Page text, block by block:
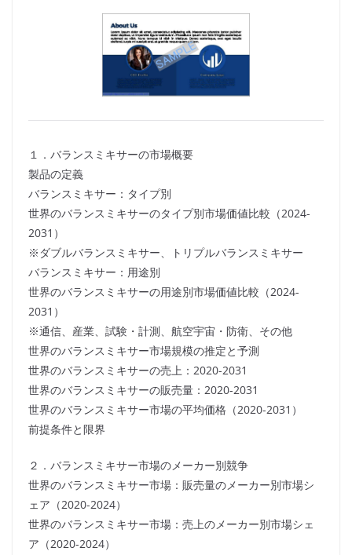
１．バランスミキサーの市場概要
製品の定義
バランスミキサー：タイプ別
世界のバランスミキサーのタイプ別市場価値比較（2024-
2031）
※ダブルバランスミキサー、トリプルバランスミキサー
バランスミキサー：用途別
世界のバランスミキサーの用途別市場価値比較（2024-
2031）
※通信、産業、試験・計測、航空宇宙・防衛、その他
世界のバランスミキサー市場規模の推定と予測
世界のバランスミキサーの売上：2020-2031
世界のバランスミキサーの販売量：2020-2031
世界のバランスミキサー市場の平均価格（2020-2031）
前提条件と限界
２．バランスミキサー市場のメーカー別競争
世界のバランスミキサー市場：販売量のメーカー別市場シ
ェア（2020-2024）
世界のバランスミキサー市場：売上のメーカー別市場シェ
ア（2020-2024）